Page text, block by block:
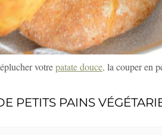
votrepatate douce, la couper en
PETITS PAINS